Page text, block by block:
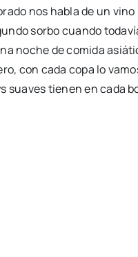
nos habla de un
sorbo cuando
noche de comida
con cada copa lo
suaves tienen en cada